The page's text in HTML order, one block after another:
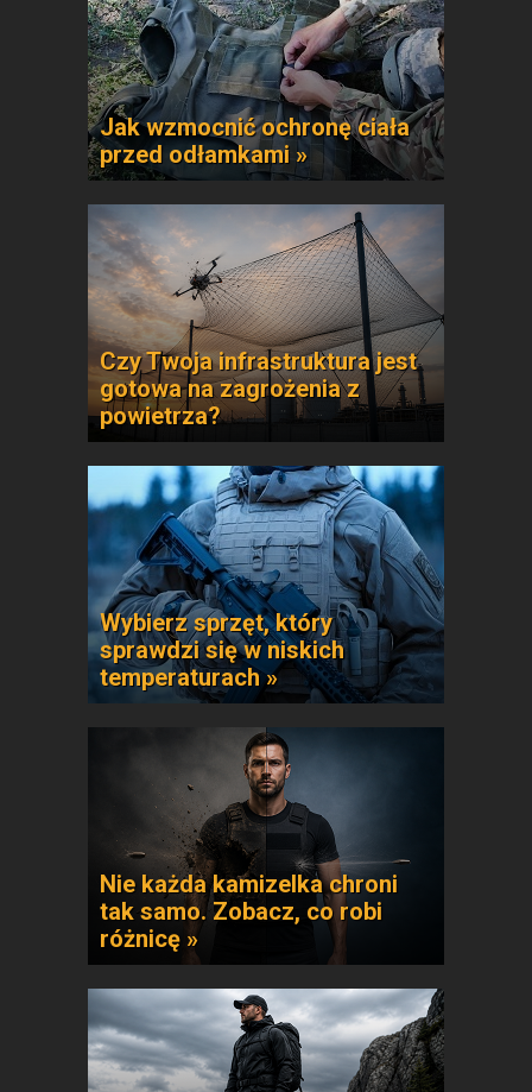
Jak wzmocnić ochronę ciała
przed odłamkami »
Czy Twoja infrastruktura jest
gotowa na zagrożenia z
powietrza?
Wybierz sprzęt, który
sprawdzi się w niskich
temperaturach »
Nie każda kamizelka chroni
tak samo. Zobacz, co robi
różnicę »